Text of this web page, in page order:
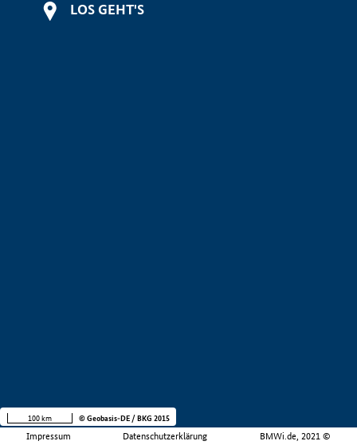
LOS GEHT'S
Impressum Datenschutzerklärung BMWi.de, 2021 ©
100 km © Geobasis-DE / BKG 2015